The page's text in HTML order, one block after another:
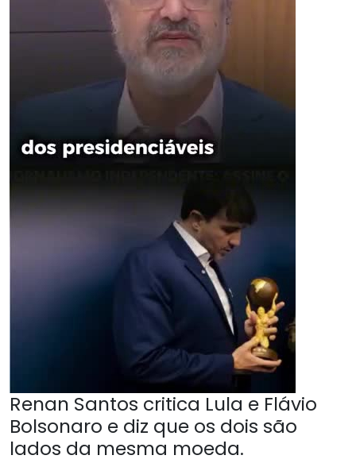
Renan Santos critica Lula e Flávio
Bolsonaro e diz que os dois são
lados da mesma moeda.